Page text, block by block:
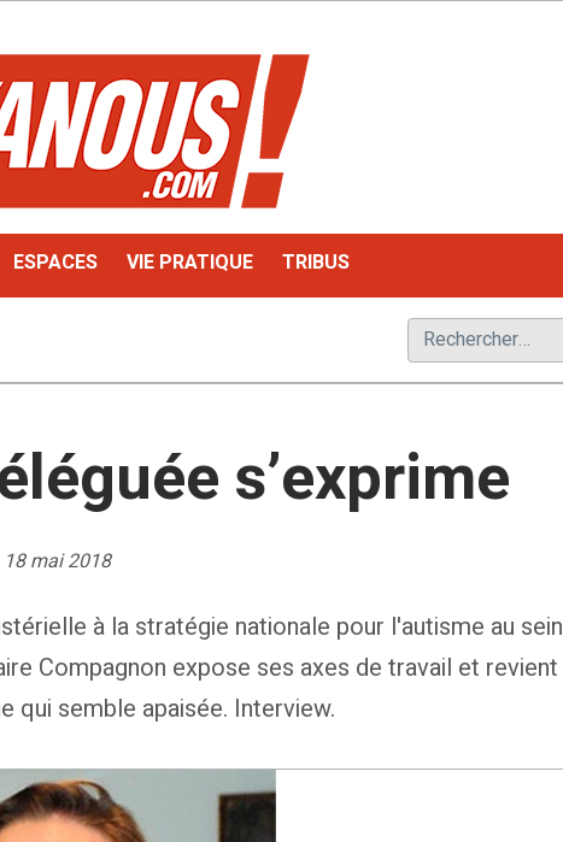
ESPACES VIE PRATIQUE TRIBUS
Rechercher :
s’exprime
18 mai 2018
à la stratégie nationale pour l'autisme au sein
Compagnon expose ses axes de travail et revient
qui semble apaisée. Interview.